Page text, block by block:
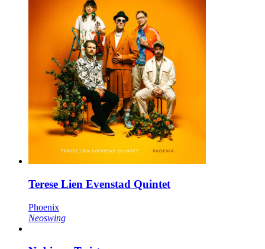
Terese Lien Evenstad Quintet
Phoenix
Neoswing